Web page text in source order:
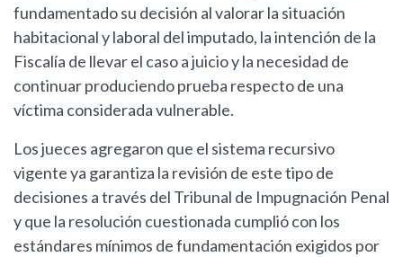
fundamentado su decisión al valorar la situación
habitacional y laboral del imputado, la intención de la
Fiscalía de llevar el caso a juicio y la necesidad de
continuar produciendo prueba respecto de una
víctima considerada vulnerable.
Los jueces agregaron que el sistema recursivo
vigente ya garantiza la revisión de este tipo de
decisiones a través del Tribunal de Impugnación Penal
y que la resolución cuestionada cumplió con los
estándares mínimos de fundamentación exigidos por